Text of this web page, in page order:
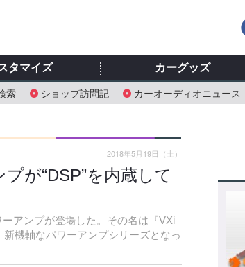
索 ショップ訪問記 カーオーディオニュース
タマイズ カーグッズ
が“DSP”を内蔵して
アンプが登場した。その名は『VXi
機軸なパワーアンプシリーズとなっ
2018年5月19日（土）